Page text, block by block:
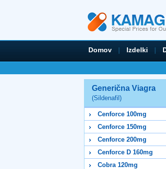
Domov | Izdelki |
Generična Viagra
(Sildenafil)
Cenforce 100mg
Cenforce 150mg
Cenforce 200mg
Cenforce D 160mg
Cobra 120mg